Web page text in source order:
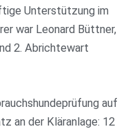
Unterstützung im
war Leonard Büttner,
2. Abrichtewart
auf
an der Kläranlage: 12